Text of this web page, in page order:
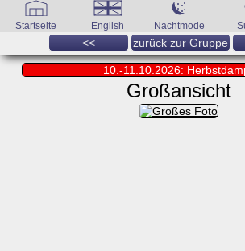
Startseite English Nachtmode
<< zurück zur Gruppe
10.-11.10.2026:
Großansicht